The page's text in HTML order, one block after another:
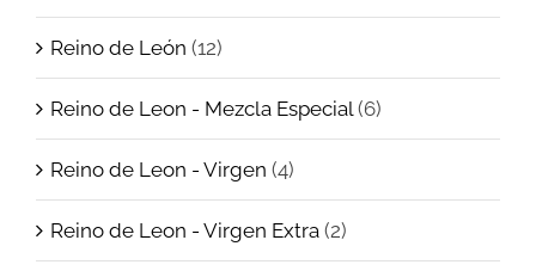
Reino de León (12)
Reino de Leon - Mezcla Especial (6)
Reino de Leon - Virgen (4)
Reino de Leon - Virgen Extra (2)